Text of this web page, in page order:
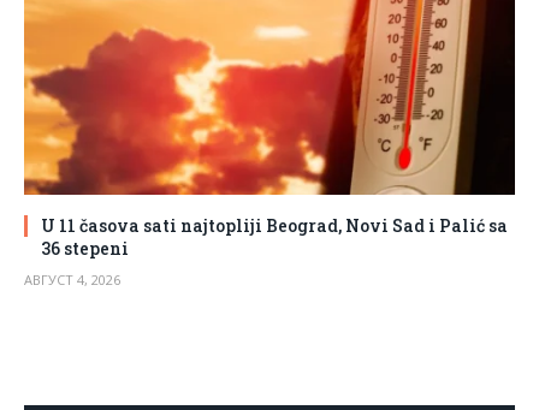
U 11 časova sati najtopliji Beograd, Novi Sad i Palić sa
36 stepeni
АВГУСТ 4, 2026